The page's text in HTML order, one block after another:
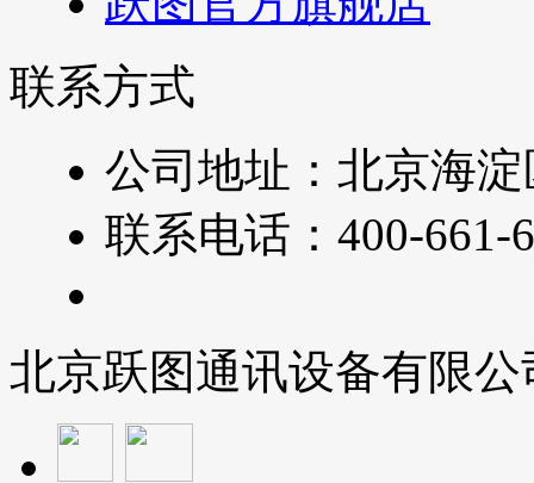
联系方式
公司地址：北京海
联系电话：400-661-
北京跃图通讯设备有限